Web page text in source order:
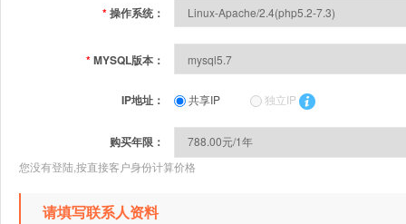
*操作系统：
*MYSQL版本：
IP地址： 共享IP 独立IP
购买年限：
您没有登陆,按直接客户身份计算价格
请填写联系人资料